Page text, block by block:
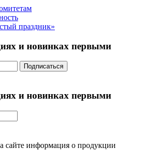
праздник»
и новинках первыми
Подписаться
и новинках первыми
сайте информация о продукции